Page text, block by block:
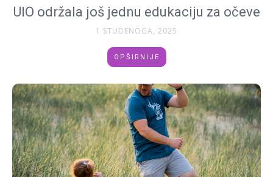
UIO održala još jednu edukaciju za očeve
1 STUDENOGA, 2025
OPŠIRNIJE